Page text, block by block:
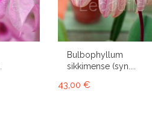
Bulbophyllum
sikkimense (syn....
43,00 €